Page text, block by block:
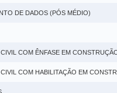
DE DADOS (PÓS MÉDIO)
COM ÊNFASE EM
COM HABILITAÇÃO EM